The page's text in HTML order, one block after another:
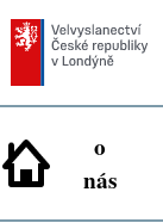
o
nás